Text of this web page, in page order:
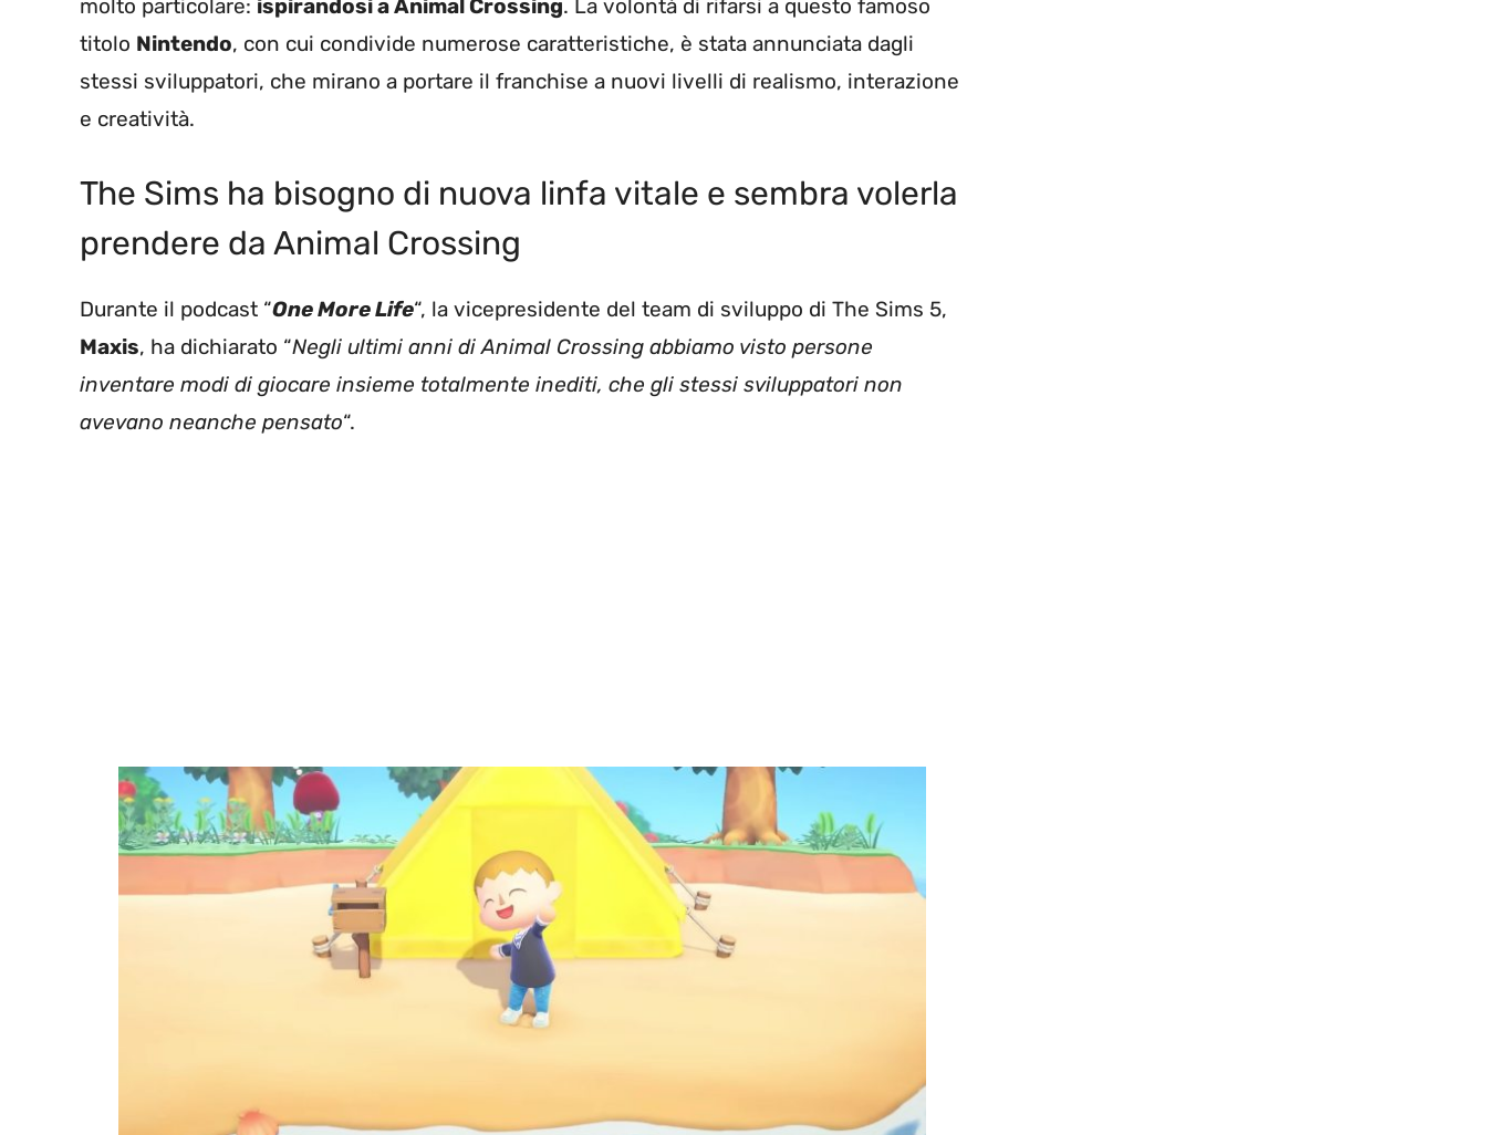
molto particolare: ispirandosi a Animal Crossing. La volontà di rifarsi a questo famoso
titolo Nintendo, con cui condivide numerose caratteristiche, è stata annunciata dagli
stessi sviluppatori, che mirano a portare il franchise a nuovi livelli di realismo, interazione
e creatività.
The Sims ha bisogno di nuova linfa vitale e sembra volerla
prendere da Animal Crossing
Durante il podcast “One More Life“, la vicepresidente del team di sviluppo di The Sims 5,
Maxis, ha dichiarato “Negli ultimi anni di Animal Crossing abbiamo visto persone
inventare modi di giocare insieme totalmente inediti, che gli stessi sviluppatori non
avevano neanche pensato“.